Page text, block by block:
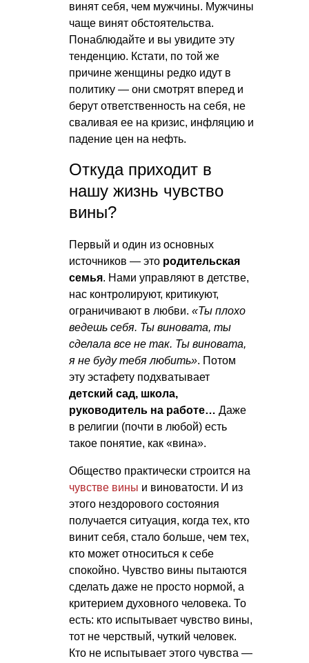
винят себя, чем мужчины. Мужчины
чаще винят обстоятельства.
Понаблюдайте и вы увидите эту
тенденцию. Кстати, по той же
причине женщины редко идут в
политику — они смотрят вперед и
берут ответственность на себя, не
сваливая ее на кризис, инфляцию и
падение цен на нефть.
Откуда приходит в
нашу жизнь чувство
вины?
Первый и один из основных
источников — это родительская
семья. Нами управляют в детстве,
нас контролируют, критикуют,
ограничивают в любви. «Ты плохо
ведешь себя. Ты виновата, ты
сделала все не так. Ты виновата,
я не буду тебя любить». Потом
эту эстафету подхватывает
детский сад, школа,
руководитель на работе… Даже
в религии (почти в любой) есть
такое понятие, как «вина».
Общество практически строится на
чувстве вины и виноватости. И из
этого нездорового состояния
получается ситуация, когда тех, кто
винит себя, стало больше, чем тех,
кто может относиться к себе
спокойно. Чувство вины пытаются
сделать даже не просто нормой, а
критерием духовного человека. То
есть: кто испытывает чувство вины,
тот не черствый, чуткий человек.
Кто не испытывает этого чувства —